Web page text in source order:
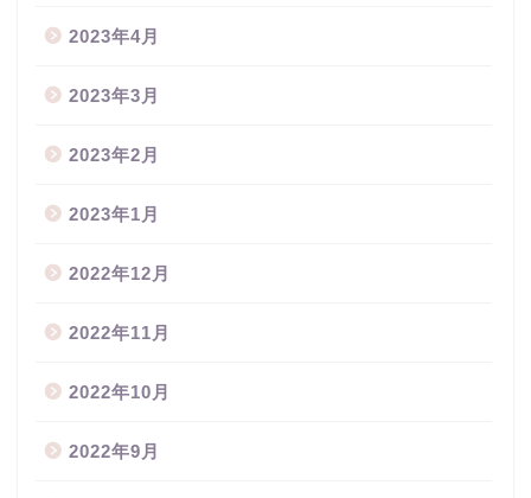
2023年4月
2023年3月
2023年2月
2023年1月
2022年12月
2022年11月
2022年10月
2022年9月